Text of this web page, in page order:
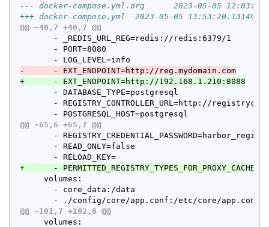
--- docker-compose.yml.org      2023-05-05
+++ docker-compose.yml  2023-05-05
@@ -40,7 +40,7 @@
       - _REDIS_URL_REG=redis://redis:6379/1
       - PORT=8080
-      - EXT_ENDPOINT=http://reg.mydomain.com
+      - EXT_ENDPOINT=http://192.168.1.210:8088
       - DATABASE_TYPE=postgresql
- REGISTRY_CONTROLLER_URL=http://
@@ -65,6 +65,7 @@
-
       - READ_ONLY=false
       - RELOAD_KEY=
+      -
     volumes:
       - core_data:/data
@@ -101,7 +102,8 @@
     volumes: